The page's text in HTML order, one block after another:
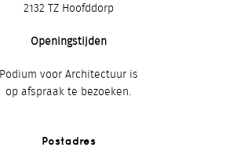
2132 TZ Hoofddorp
Openingstijden
Podium voor Architectuur is
op afspraak te bezoeken.
Postadres